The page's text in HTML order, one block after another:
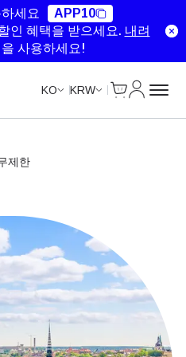
세요
APP10
인 혜택을 받으세요. 내려
사용하세요!
KO KRW
제한
Unlimited Data
Unlimited Data
Unlimited Data
Unlimited Data